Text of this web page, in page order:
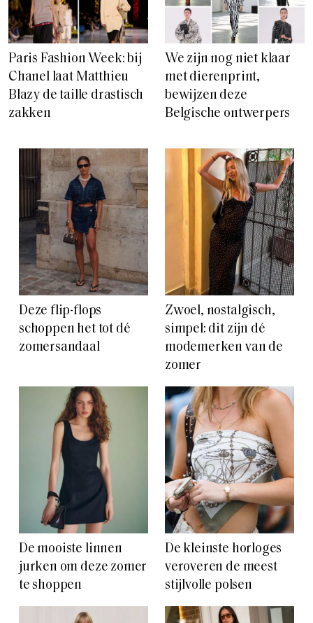
Paris Fashion Week: bij
Chanel laat Matthieu
Blazy de taille drastisch
zakken
We zijn nog niet klaar
met dierenprint,
bewijzen deze
Belgische ontwerpers
Deze flip-flops
schoppen het tot dé
zomersandaal
Zwoel, nostalgisch,
simpel: dit zijn dé
modemerken van de
zomer
De mooiste linnen
jurken om deze zomer
te shoppen
De kleinste horloges
veroveren de meest
stijlvolle polsen